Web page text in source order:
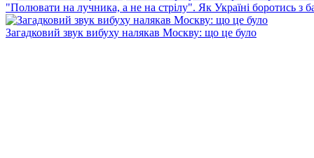
"Полювати на лучника, а не на стрілу". Як Україні боротись з
Загадковий звук вибуху налякав Москву: що це було